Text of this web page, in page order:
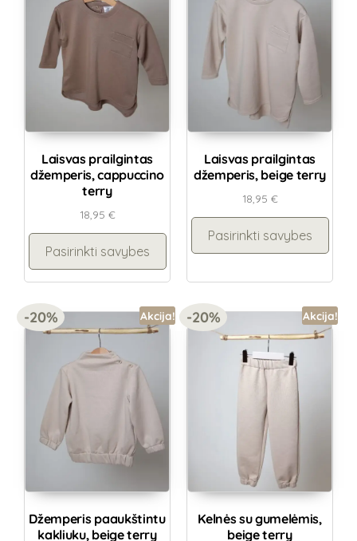
Laisvas prailgintas
džemperis, cappuccino
terry
18,95 €
Pasirinkti savybes
Laisvas prailgintas
džemperis, beige terry
18,95 €
Pasirinkti savybes
Akcija!
-20%
Džemperis paaukštintu
kakliuku, beige terry
Akcija!
-20%
Kelnės su gumelėmis,
beige terry